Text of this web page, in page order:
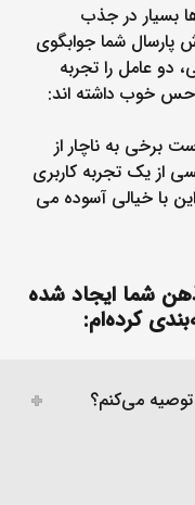
بسیار در جذب
شما جوابگوی
دو عامل را تجربه
حس خوب داشته اند:
برخی به ناچار از
از یک تجربه کاربری
با خیالی آسوده می
شما ایجاد شده
کرده‌ام:
توصیه می‌کنم؟